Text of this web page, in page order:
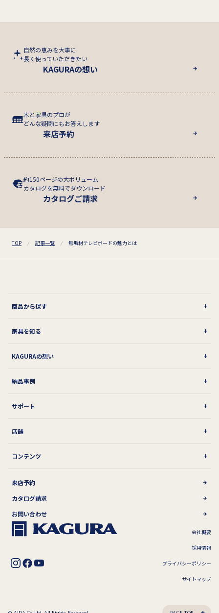
自然の恵みを大事に
長く使っていただきたい
KAGURAの想い
木と家具のプロが
どんな疑問にもお答えします
来店予約
約150ページの大ボリューム
カタログを無料でダウンロード
カタログご請求
TOP 記事一覧 無垢材テレビボードの魅力とは
商品から探す
家具を知る
KAGURAの想い
納品事例
サポート
店舗
コンテンツ
来店予約
カタログ請求
お問い合わせ
会社概要
採用情報
プライバシーポリシー
サイトマップ